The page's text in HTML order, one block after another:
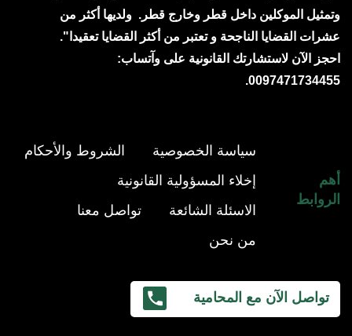
وتمثيل الموكلين داخل قطر وخارج قطر. ولديها أكثر من
عشرات القضايا الناجحة و تعتبر من أكثر القضايا تعقيدا".
احجز الآن لاستشارتك القانونية على وآتساب:
0097471734455.
أهم
الروابط
سياسة الخصوصية
الشروط والأحكام
إخلاء المسؤولية القانونية
الاسئلة الشائعة
تواصل معنا
من نحن
تواصل الآن مع المحامية